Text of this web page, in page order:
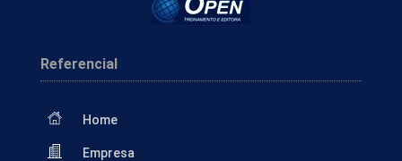
Referencial
Home
Empresa